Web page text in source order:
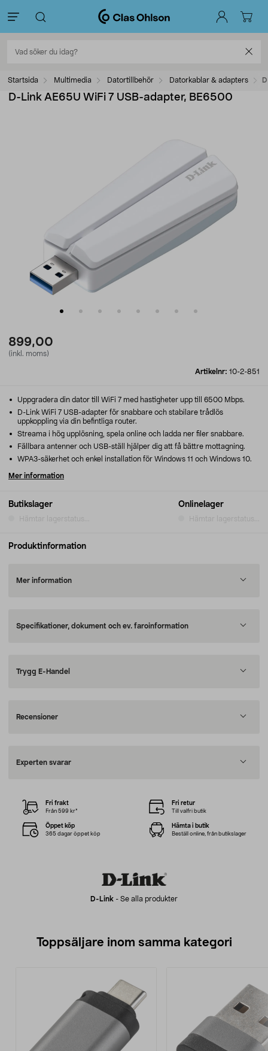
Startsida Multimedia Datortillbehör Datorkablar & adapters
D-Link AE65U WiFi 7 USB-adapter, BE6500
899,00
(inkl. moms)
Artikelnr: 10-2-851
Butikslager
Hämtar lagerstatus...
Onlinelager
Hämtar lagerstatus...
Uppgradera din dator till WiFi 7 med hastigheter upp till 6500 Mbps.
D-Link WiFi 7 USB-adapter för snabbare och stabilare trådlös
uppkoppling via din befintliga router.
Streama i hög upplösning, spela online och ladda ner filer snabbare.
Fällbara antenner och USB-ställ hjälper dig att få bättre mottagning.
WPA3-säkerhet och enkel installation för Windows 11 och Windows 10.
Mer information
Produktinformation
Mer information
Specifikationer, dokument och ev. faroinformation
Trygg E-Handel
Recensioner
Experten svarar
D-Link - Se alla produkter
Fri frakt
Från 599 kr*
Fri retur
Till valfri butik
Öppet köp
365 dagar öppet köp
Hämta i butik
Beställ online, från butikslager
Toppsäljare inom samma kategori